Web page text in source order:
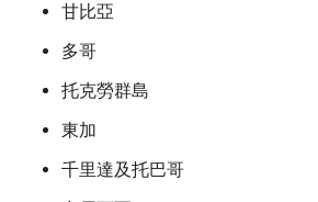
甘比亞
多哥
托克勞群島
東加
千里達及托巴哥